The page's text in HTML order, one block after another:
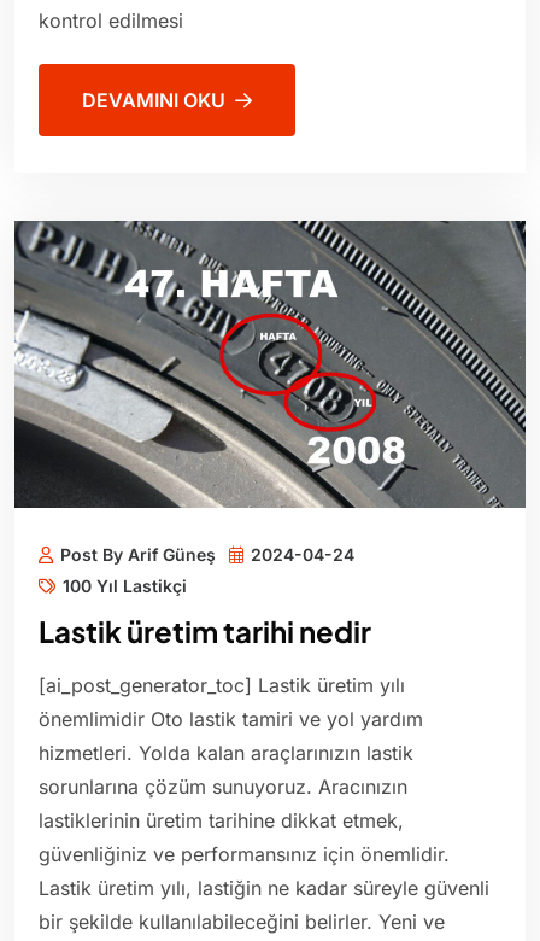
kontrol edilmesi
DEVAMINI OKU
Post By Arif Güneş
2024-04-24
100 Yıl Lastikçi
Lastik üretim tarihi nedir
[ai_post_generator_toc] Lastik üretim yılı
önemlimidir Oto lastik tamiri ve yol yardım
hizmetleri. Yolda kalan araçlarınızın lastik
sorunlarına çözüm sunuyoruz. Aracınızın
lastiklerinin üretim tarihine dikkat etmek,
güvenliğiniz ve performansınız için önemlidir.
Lastik üretim yılı, lastiğin ne kadar süreyle güvenli
bir şekilde kullanılabileceğini belirler. Yeni ve